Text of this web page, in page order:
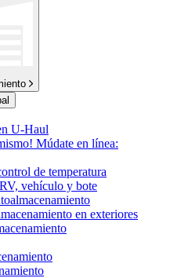
U-Haul
Múdate en línea:
de temperatura
vehículo y bote
en exteriores